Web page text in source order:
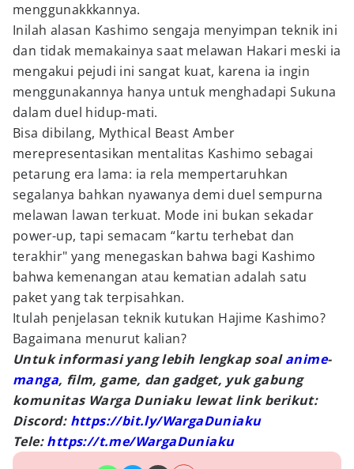
menggunakkkannya.
Inilah alasan Kashimo sengaja menyimpan teknik ini
dan tidak memakainya saat melawan Hakari meski ia
mengakui pejudi ini sangat kuat, karena ia ingin
menggunakannya hanya untuk menghadapi Sukuna
dalam duel hidup-mati.
Bisa dibilang, Mythical Beast Amber
merepresentasikan mentalitas Kashimo sebagai
petarung era lama: ia rela mempertaruhkan
segalanya bahkan nyawanya demi duel sempurna
melawan lawan terkuat. Mode ini bukan sekadar
power-up, tapi semacam “kartu terhebat dan
terakhir" yang menegaskan bahwa bagi Kashimo
bahwa kemenangan atau kematian adalah satu
paket yang tak terpisahkan.
Itulah penjelasan teknik kutukan Hajime Kashimo?
Bagaimana menurut kalian?
Untuk informasi yang lebih lengkap soalanime-
manga, film, game, dan gadget, yuk gabung
komunitas Warga Duniaku lewat link berikut:
Discord: https://bit.ly/WargaDuniaku
Tele:https://t.me/WargaDuniaku